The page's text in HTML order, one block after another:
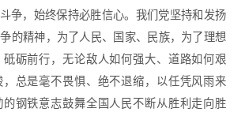
始终保持必胜信心。我们党坚持和发扬
的精神，为了人民、国家、民族，为了理想
砺前行，无论敌人如何强大、道路如何艰
，总是毫不畏惧、绝不退缩，以任凭风雨来
钢铁意志鼓舞全国人民不断从胜利走向胜